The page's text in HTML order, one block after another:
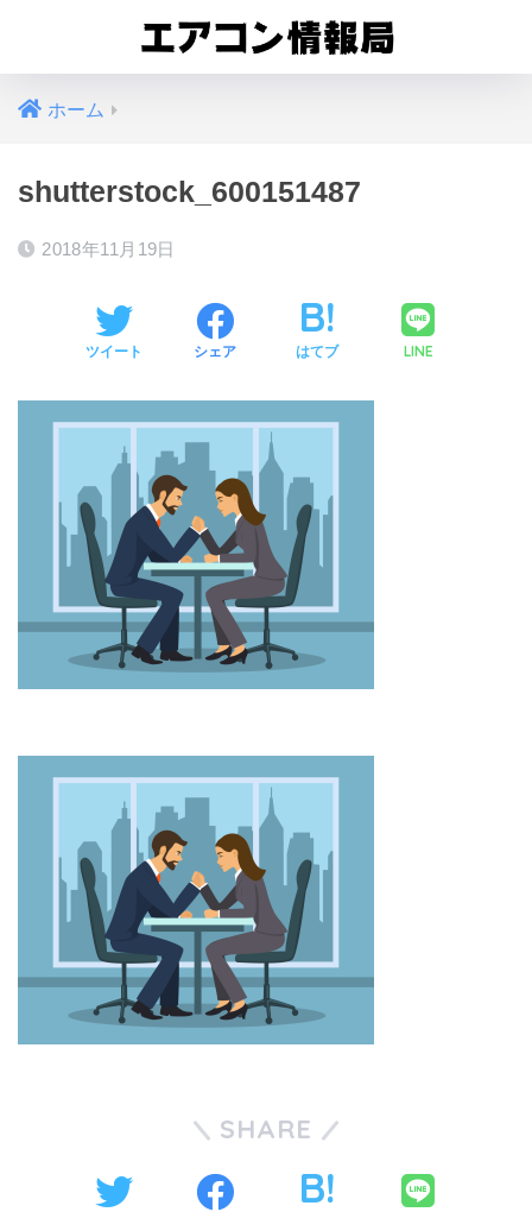
ホーム
shutterstock_600151487
2018年11月19日
ツイート シェア はてブ LINE
SHARE